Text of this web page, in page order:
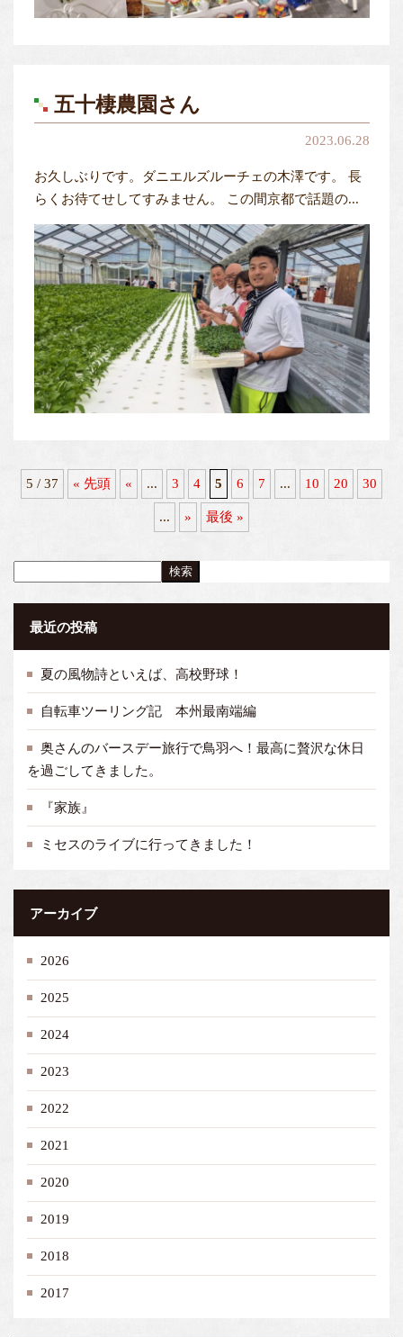
五十棲農園さん
2023.06.28
お久しぶりです。ダニエルズルーチェの木澤です。 長
らくお待てせしてすみません。 この間京都で話題の...
5 / 37 « 先頭 « ... 3 4 5 6 7 ... 10 20 30
... » 最後 »
検索
最近の投稿
夏の風物詩といえば、高校野球！
自転車ツーリング記 本州最南端編
奥さんのバースデー旅行で鳥羽へ！最高に贅沢な休日
を過ごしてきました。
『家族』
ミセスのライブに行ってきました！
アーカイブ
2026
2025
2024
2023
2022
2021
2020
2019
2018
2017